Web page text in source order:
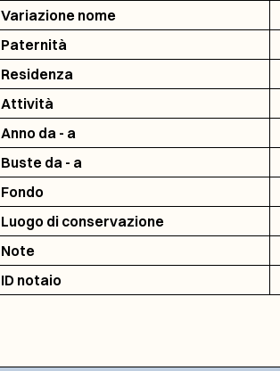
Variazione nome
Paternità
Residenza
Attività
Anno da - a
Buste da - a
Fondo
Luogo di conservazione
Note
ID notaio